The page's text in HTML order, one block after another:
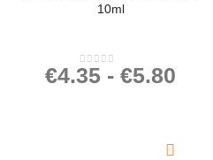
10ml
0out of 5
€4.35 - €5.80